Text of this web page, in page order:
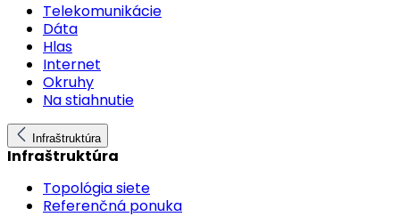
Telekomunikácie
Dáta
Hlas
Internet
Okruhy
Na stiahnutie
Infraštruktúra
Infraštruktúra
Topológia siete
Referenčná ponuka